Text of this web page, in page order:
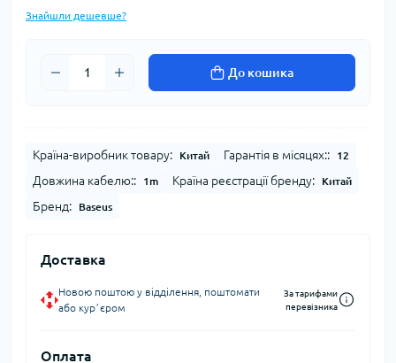
Знайшли дешевше?
До кошика
Країна-виробник товару: Китай Гарантія в місяцях:: 12
Довжина кабелю:: 1m Країна реєстрації бренду: Китай
Бренд: Baseus
Доставка
Новою поштою у відділення, поштомати
або курʼєром
За тарифами
перевізника
Оплата